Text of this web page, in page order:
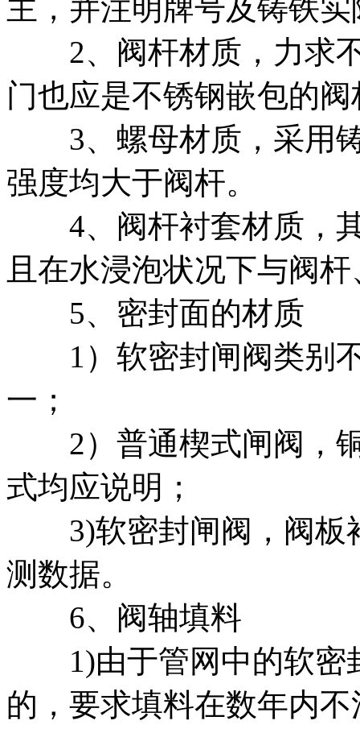
主，并注明牌号及铸铁
2、阀杆材质，力求不
门也应是不锈钢嵌包的阀
3、螺母材质，采用铸
强度均大于阀杆。
4、阀杆衬套材质，其
且在水浸泡状况下与阀
5、密封面的材质
1）软密封闸阀类别不
一；
2）普通楔式闸阀，铜
式均应说明；
3)软密封闸阀，阀板
测数据。
6、阀轴填料
1)由于管网中的软密
的，要求填料在数年内